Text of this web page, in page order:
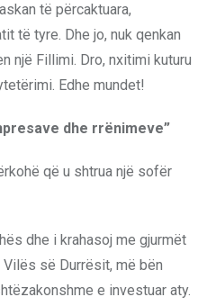
të përcaktuara,
të tyre. Dhe jo, nuk qenkan
një Fillimi. Dro, nxitimi kuturu
Edhe mundet!
dhe rrënimeve”
që u shtrua një sofër
dhe i krahasoj me gjurmët
së Durrësit, më bën
e investuar aty.